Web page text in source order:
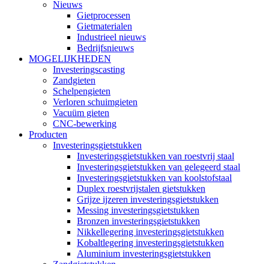
Nieuws
Gietprocessen
Gietmaterialen
Industrieel nieuws
Bedrijfsnieuws
MOGELIJKHEDEN
Investeringscasting
Zandgieten
Schelpengieten
Verloren schuimgieten
Vacuüm gieten
CNC-bewerking
Producten
Investeringsgietstukken
Investeringsgietstukken van roestvrij staal
Investeringsgietstukken van gelegeerd staal
Investeringsgietstukken van koolstofstaal
Duplex roestvrijstalen gietstukken
Grijze ijzeren investeringsgietstukken
Messing investeringsgietstukken
Bronzen investeringsgietstukken
Nikkellegering investeringsgietstukken
Kobaltlegering investeringsgietstukken
Aluminium investeringsgietstukken